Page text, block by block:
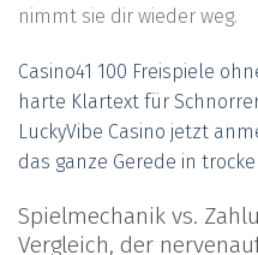
nimmt sie dir wieder weg.
Casino41 100 Freispiele
harte Klartext für
LuckyVibe Casino jetzt
das ganze Gerede in
Spielmechanik vs.
Vergleich, der